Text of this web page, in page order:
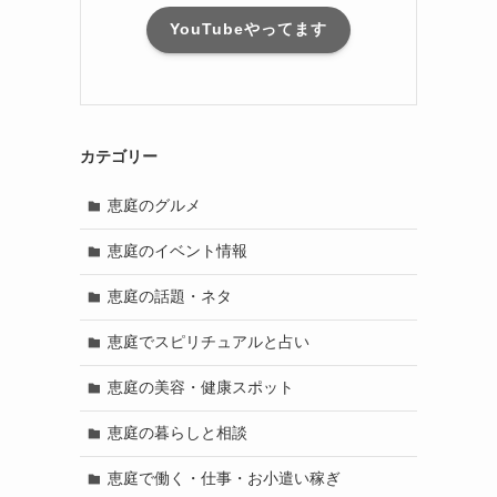
YouTubeやってます
カテゴリー
恵庭のグルメ
恵庭のイベント情報
恵庭の話題・ネタ
恵庭でスピリチュアルと占い
恵庭の美容・健康スポット
恵庭の暮らしと相談
恵庭で働く・仕事・お小遣い稼ぎ